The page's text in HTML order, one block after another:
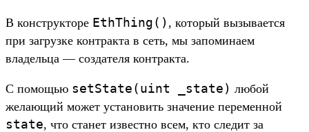
В конструкторе EthThing() , который вызывается
при загрузке контракта в сеть, мы запоминаем
владельца — создателя контракта.
С помощью setState(uint _state) любой
желающий может установить значение переменной
state, что станет известно всем, кто следит за